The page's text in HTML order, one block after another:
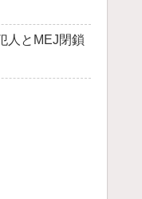
人とMEJ閉鎖